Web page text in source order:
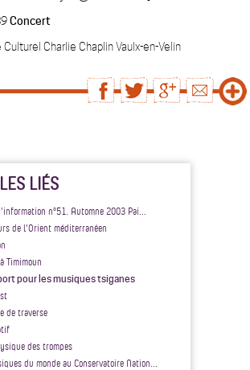
Concert
Charlie Chaplin Vaulx-en-Velin
LIÉS
n°51. Automne 2003 Pai...
de l'Orient méditerranéen
Timimoun
pour les musiques tsiganes
de traverse
des trompes
du monde au Conservatoire Nation...